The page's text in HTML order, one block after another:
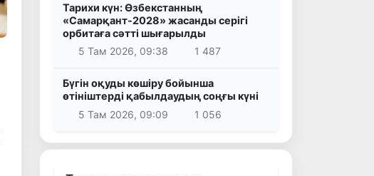
Тарихи күн: Өзбекстанның
«Самарқант-2028» жасанды серігі
орбитаға сәтті шығарылды
5 Там 2026, 09:38
1 487
Бүгін оқуды көшіру бойынша
өтініштерді қабылдаудың соңғы күні
5 Там 2026, 09:09
1 056